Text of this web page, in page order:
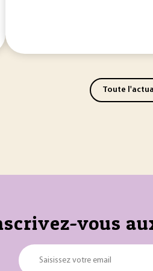
Toute
vous
Saisissez votre email